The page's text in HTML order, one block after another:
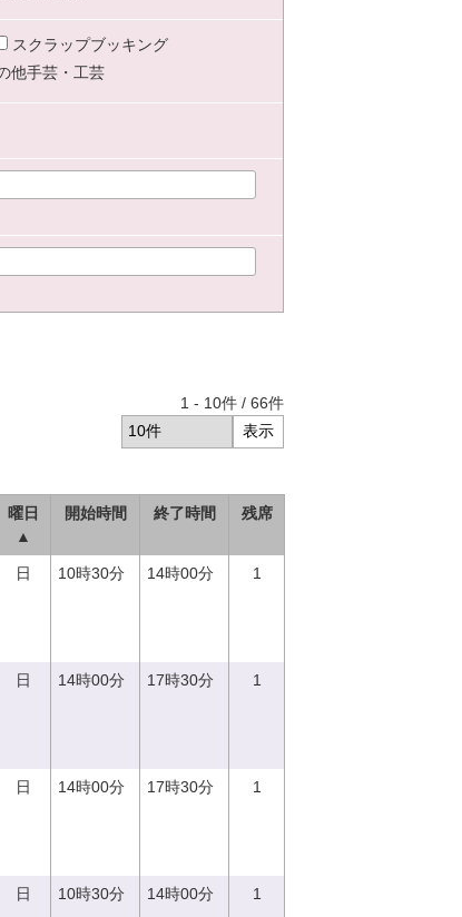
スクラップブッキング
他手芸・工芸
1 - 10件 / 66件
曜日
▲
開始時間 終了時間 残席
日 10時30分 14時00分 1
日 14時00分 17時30分 1
日 14時00分 17時30分 1
日 10時30分 14時00分 1